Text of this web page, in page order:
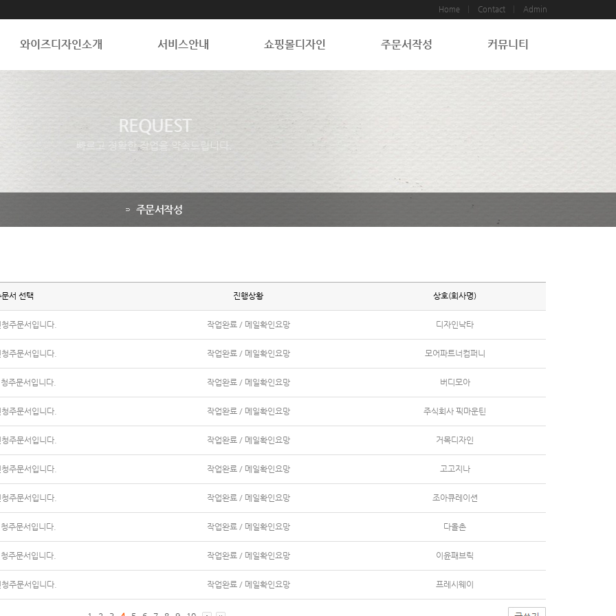
Home Contact Admin
와이즈디자인소개 서비스안내 쇼핑몰디자인 주문서작성 커뮤니티
REQUEST
빠르고 정확한 작업을 약속드립니다.
주문서작성
서 선택 진행상황 상호(회사명)
주문서입니다. 작업완료 / 메일확인요망 디자인낙타
주문서입니다. 작업완료 / 메일확인요망 모어파트너컴퍼니
주문서입니다. 작업완료 / 메일확인요망 버디모아
주문서입니다. 작업완료 / 메일확인요망 주식회사 픽마운틴
주문서입니다. 작업완료 / 메일확인요망 거목디자인
주문서입니다. 작업완료 / 메일확인요망 고고지나
주문서입니다. 작업완료 / 메일확인요망 조아큐레이션
주문서입니다. 작업완료 / 메일확인요망 다올촌
주문서입니다. 작업완료 / 메일확인요망 이윤패브릭
주문서입니다. 작업완료 / 메일확인요망 프레시웨이